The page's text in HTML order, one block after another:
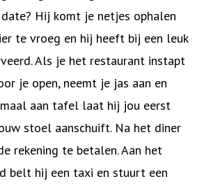
Hij komt je netjes ophalen
te vroeg en hij heeft bij een leuk
Als je het restaurant instapt
je open, neemt je jas aan en
aan tafel laat hij jou eerst
stoel aanschuift. Na het diner
rekening te betalen. Aan het
belt hij een taxi en stuurt een